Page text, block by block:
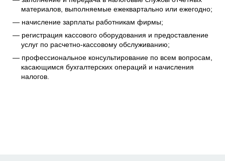
материалов, выполняемые ежеквартально или ежегодно;
начисление зарплаты работникам фирмы;
регистрация кассового оборудования и предоставление
услуг по расчетно-кассовому обслуживанию;
профессиональное консультирование по всем вопросам,
касающимся бухгалтерских операций и начисления
налогов.